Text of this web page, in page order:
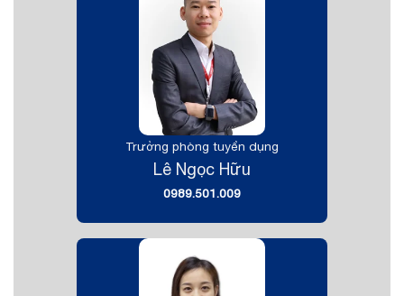
Trưởng phòng tuyển dụng
Lê Ngọc Hữu
0989.501.009